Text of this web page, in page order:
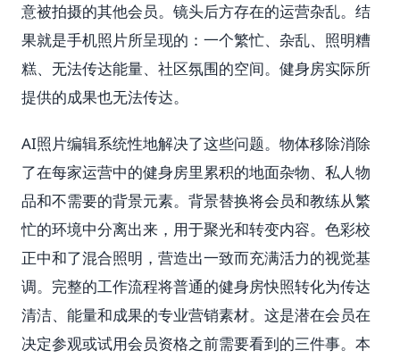
意被拍摄的其他会员。镜头后方存在的运营杂乱。结
果就是手机照片所呈现的：一个繁忙、杂乱、照明糟
糕、无法传达能量、社区氛围的空间。健身房实际所
提供的成果也无法传达。
AI照片编辑系统性地解决了这些问题。物体移除消除
了在每家运营中的健身房里累积的地面杂物、私人物
品和不需要的背景元素。背景替换将会员和教练从繁
忙的环境中分离出来，用于聚光和转变内容。色彩校
正中和了混合照明，营造出一致而充满活力的视觉基
调。完整的工作流程将普通的健身房快照转化为传达
清洁、能量和成果的专业营销素材。这是潜在会员在
决定参观或试用会员资格之前需要看到的三件事。本